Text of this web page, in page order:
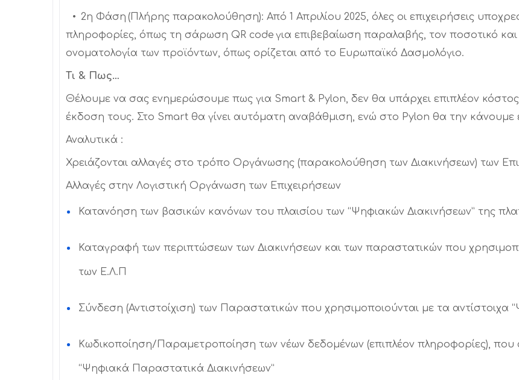
• 2η Φάση (Πλήρης παρακολούθηση): Από 1 Απριλίου 2025, όλες οι επιχειρήσεις
πληροφορίες, όπως τη σάρωση QR code για επιβεβαίωση παραλαβής, τον ποσοτικό και
ονοματολογία των προϊόντων, όπως ορίζεται από το Ευρωπαϊκό Δασμολόγιο.
Τι & Πως…
Θέλουμε να σας ενημερώσουμε πως για Smart & Pylon, δεν θα υπάρχει επιπλέον
έκδοση τους. Στο Smart θα γίνει αυτόματη αναβάθμιση, ενώ στο Pylon θα την κάνουμε
Αναλυτικά :
Χρειάζονται αλλαγές στο τρόπο Οργάνωσης (παρακολούθηση των Διακινήσεων) των
Αλλαγές στην Λογιστική Οργάνωση των Επιχειρήσεων
Κατανόηση των βασικών κανόνων του πλαισίου των “Ψηφιακών Διακινήσεων” της
Καταγραφή των περιπτώσεων των Διακινήσεων και των παραστατικών που
των Ε.Λ.Π
Σύνδεση (Αντιστοίχιση) των Παραστατικών που χρησιμοποιούνται με τα αντίστοιχα
Κωδικοποίηση/Παραμετροποίηση των νέων δεδομένων (επιπλέον πληροφορίες),
“Ψηφιακά Παραστατικά Διακινήσεων”